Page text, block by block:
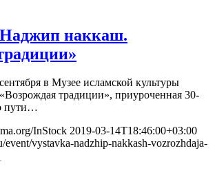
наккаш.
в Музее исламской культуры
традиции», приуроченная 30-
пути…
InStock 2019-03-14T18:46:00+03:00
event/vystavka-nadzhip-nakkash-vozrozhdaja-